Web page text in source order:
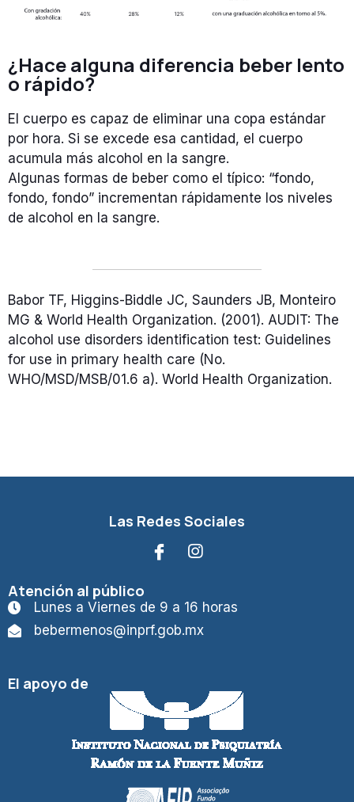
¿Hace alguna diferencia beber lento
o rápido?
El cuerpo es capaz de eliminar una copa estándar
por hora. Si se excede esa cantidad, el cuerpo
acumula más alcohol en la sangre.
Algunas formas de beber como el típico: “fondo,
fondo, fondo” incrementan rápidamente los niveles
de alcohol en la sangre.
Babor TF, Higgins-Biddle JC, Saunders JB, Monteiro
MG & World Health Organization. (2001). AUDIT: The
alcohol use disorders identification test: Guidelines
for use in primary health care (No.
WHO/MSD/MSB/01.6 a). World Health Organization.
Las Redes Sociales
Atención al público
Lunes a Viernes de 9 a 16 horas
bebermenos@inprf.gob.mx
El apoyo de